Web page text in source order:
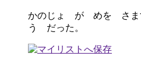
かのじょ が めを さま
う だった。